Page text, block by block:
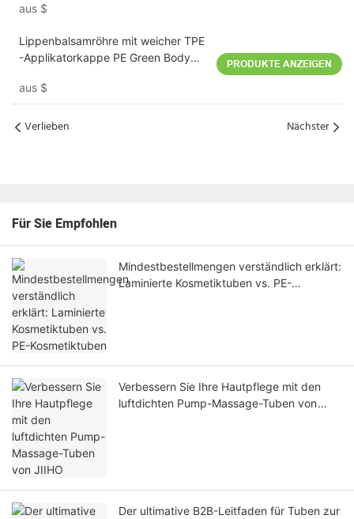
aus $
Lippenbalsamröhre mit weicher TPE
-Applikatorkappe PE Green Body
aus $
PRODUKTE ANZEIGEN
Verlieben Nächster
Für Sie Empfohlen
Mindestbestellmengen verständlich erklärt:
Laminierte Kosmetiktuben vs. PE-
Verbessern Sie Ihre Hautpflege mit den
luftdichten Pump-Massage-Tuben von
Der ultimative B2B-Leitfaden für Tuben zur